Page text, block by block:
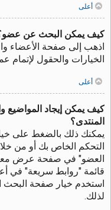
أعلى
كيف يمكن البحث عن
اذهب إلى صفحة الأعضاء
الخيارات والحقول لإتمام
أعلى
كيف يمكن إيجاد المواضيع
المنتدى؟
يمكنك ذلك بالضغط على
التحكم الخاص بك أو من
العضو" في صفحة عرض
قائمة "روابط سريعة" في
استخدم خيار صفحة البحث
لذلك.